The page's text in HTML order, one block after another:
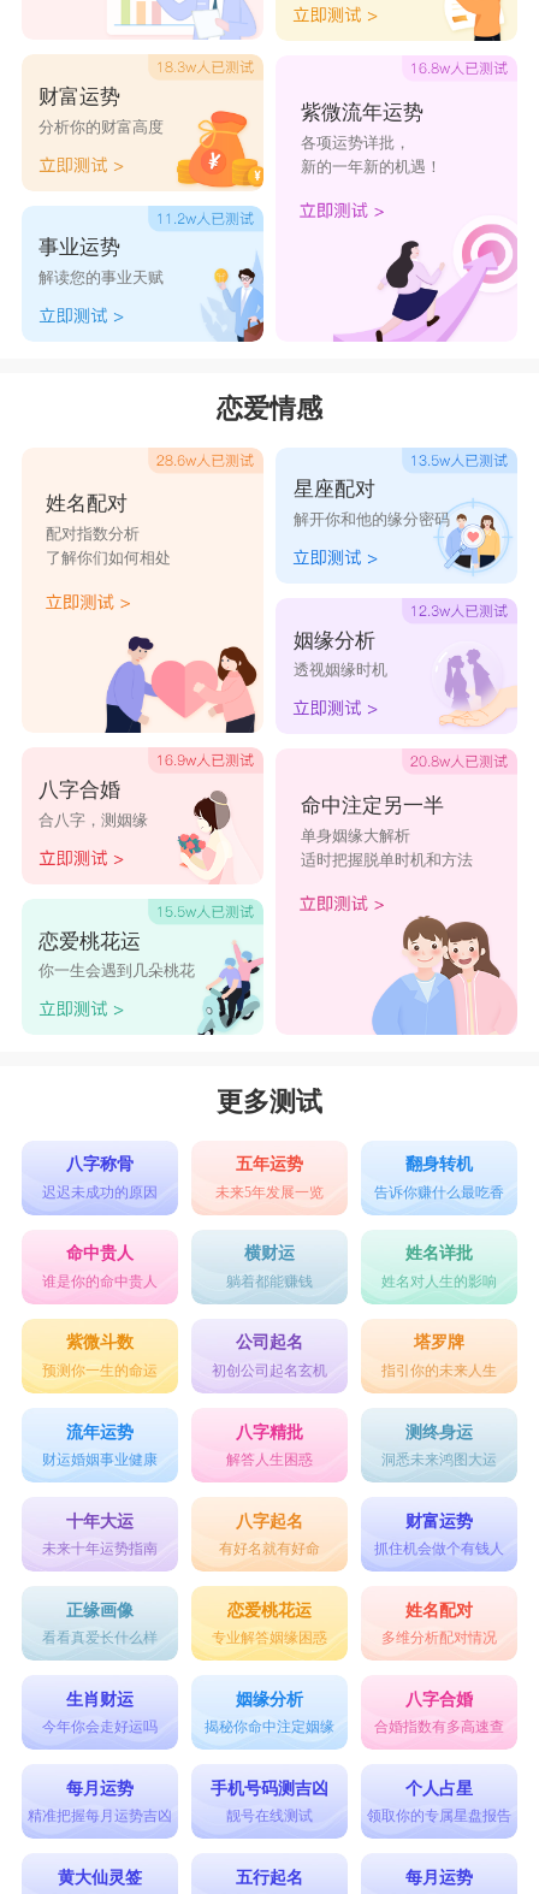
况进行补足。
五行缺水怎么取名字男孩
亦妙 云逸
尧颜 林浅 翰德 如凯
知炫 弥群 游锦
华轩 合云 月良
兴源 辉臣 广澄
沐格
溥临 溱溱
溶溶 滂泽
满心 漫然
水韵
财富运势
分析你的财富高度
事业运势
解读您的事业天赋
紫微流年运势
各项运势详批，
新的一年新的机遇！
恋爱情感
姓名配对
配对指数分析
了解你们如何相处
八字合婚
合八字，测姻缘
恋爱桃花运
你一生会遇到几朵桃花
星座配对
解开你和他的缘分密码
姻缘分析
透视姻缘时机
命中注定另一半
单身姻缘大解析
适时把握脱单时机和方法
更多测试
八字称骨
迟迟未成功的原因
五年运势
未来5年发展一览
翻身转机
告诉你赚什么最吃香
命中贵人
谁是你的命中贵人
横财运
躺着都能赚钱
姓名详批
姓名对人生的影响
紫微斗数
预测你一生的命运
公司起名
初创公司起名玄机
塔罗牌
指引你的未来人生
流年运势
财运婚姻事业健康
八字精批
解答人生困惑
测终身运
洞悉未来鸿图大运
十年大运
未来十年运势指南
八字起名
有好名就有好命
财富运势
抓住机会做个有钱人
正缘画像
看看真爱长什么样
恋爱桃花运
专业解答姻缘困惑
姓名配对
多维分析配对情况
生肖财运
今年你会走好运吗
姻缘分析
揭秘你命中注定姻缘
八字合婚
合婚指数有多高速查
每月运势
精准把握每月运势吉凶
手机号码测吉凶
靓号在线测试
个人占星
领取你的专属星盘报告
黄大仙灵签 五行起名 每月运势